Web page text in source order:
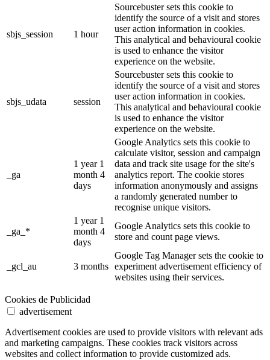
sbjs_session 1 hour
Sourcebuster sets this cookie to
identify the source of a visit and stores
user action information in cookies.
This analytical and behavioural cookie
is used to enhance the visitor
experience on the website.
sbjs_udata session
Sourcebuster sets this cookie to
identify the source of a visit and stores
user action information in cookies.
This analytical and behavioural cookie
is used to enhance the visitor
experience on the website.
_ga
1 year 1
month 4
days
Google Analytics sets this cookie to
calculate visitor, session and campaign
data and track site usage for the site's
analytics report. The cookie stores
information anonymously and assigns
a randomly generated number to
recognise unique visitors.
_ga_*
1 year 1
month 4
days
Google Analytics sets this cookie to
store and count page views.
_gcl_au 3 months
Google Tag Manager sets the cookie to
experiment advertisement efficiency of
websites using their services.
Cookies de Publicidad
advertisement
Advertisement cookies are used to provide visitors with relevant ads
and marketing campaigns. These cookies track visitors across
websites and collect information to provide customized ads.